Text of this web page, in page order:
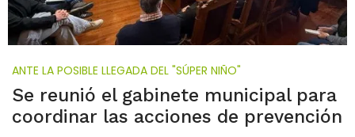
ANTE LA POSIBLE LLEGADA DEL "SÚPER NIÑO"
Se reunió el gabinete municipal para
coordinar las acciones de prevención